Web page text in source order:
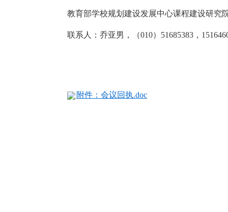
教育部学校规划建设发展中心课程建设研究
联系人：乔亚男，（010）51685383，
附件：会议回执.doc